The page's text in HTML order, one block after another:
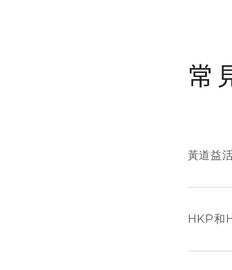
常
黃道益
HKP和